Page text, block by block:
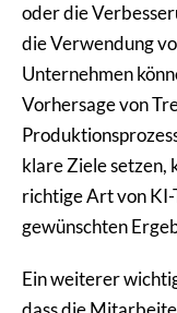
oder die
die Verwendung
Unternehmen
Vorhersage von
klare Ziele setzen,
richtige Art von KI-
gewünschten
Ein weiterer